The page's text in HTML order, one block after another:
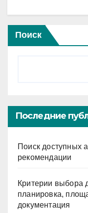
Поиск
Последние
Поиск доступных
рекомендации
Критерии выбора
планировка,
документация